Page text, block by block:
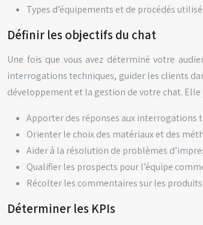
Types d’équipements et de procédés
Définir les objectifs du chat
Une fois que vous avez déterminé votre
interrogations techniques, guider les clients
développement et la gestion de votre chat.
Apporter des réponses aux interrogations
Orienter le choix des matériaux et des
Aider à la résolution de problèmes
Qualifier les prospects pour l’équipe
Récolter les commentaires sur les
Déterminer les KPIs